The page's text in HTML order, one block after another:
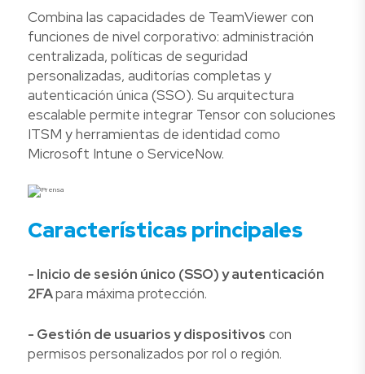
Combina las capacidades de TeamViewer con
funciones de nivel corporativo: administración
centralizada, políticas de seguridad
personalizadas, auditorías completas y
autenticación única (SSO). Su arquitectura
escalable permite integrar Tensor con soluciones
ITSM y herramientas de identidad como
Microsoft Intune o ServiceNow.
Características principales
- Inicio de sesión único (SSO) y autenticación
2FApara máxima protección.
- Gestión de usuarios y dispositivos con
permisos personalizados por rol o región.